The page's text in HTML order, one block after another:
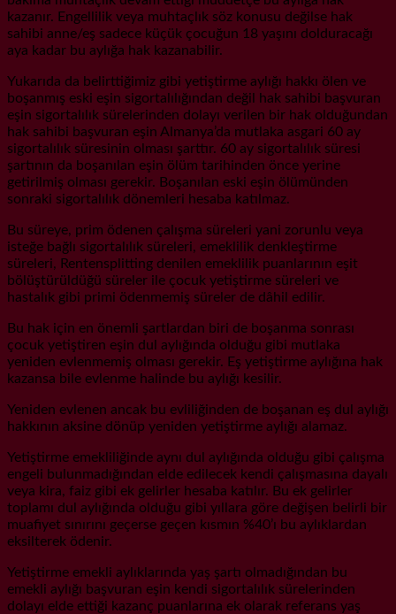
kazanır. Engellilik veya muhtaçlık söz konusu değilse hak
sahibi anne/eş sadece küçük çocuğun 18 yaşını dolduracağı
aya kadar bu aylığa hak kazanabilir.
Yukarıda da belirttiğimiz gibi yetiştirme aylığı hakkı ölen ve
boşanmış eski eşin sigortalılığından değil hak sahibi başvuran
eşin sigortalılık sürelerinden dolayı verilen bir hak olduğundan
hak sahibi başvuran eşin Almanya’da mutlaka asgari 60 ay
sigortalılık süresinin olması şarttır. 60 ay sigortalılık süresi
şartının da boşanılan eşin ölüm tarihinden önce yerine
getirilmiş olması gerekir. Boşanılan eski eşin ölümünden
sonraki sigortalılık dönemleri hesaba katılmaz.
Bu süreye, prim ödenen çalışma süreleri yani zorunlu veya
isteğe bağlı sigortalılık süreleri, emeklilik denkleştirme
süreleri, Rentensplitting denilen emeklilik puanlarının eşit
bölüştürüldüğü süreler ile çocuk yetiştirme süreleri ve
hastalık gibi primi ödenmemiş süreler de dâhil edilir.
Bu hak için en önemli şartlardan biri de boşanma sonrası
çocuk yetiştiren eşin dul aylığında olduğu gibi mutlaka
yeniden evlenmemiş olması gerekir. Eş yetiştirme aylığına hak
kazansa bile evlenme halinde bu aylığı kesilir.
Yeniden evlenen ancak bu evliliğinden de boşanan eş dul aylığı
hakkının aksine dönüp yeniden yetiştirme aylığı alamaz.
Yetiştirme emekliliğinde aynı dul aylığında olduğu gibi çalışma
engeli bulunmadığından elde edilecek kendi çalışmasına dayalı
veya kira, faiz gibi ek gelirler hesaba katılır. Bu ek gelirler
toplamı dul aylığında olduğu gibi yıllara göre değişen belirli bir
muafiyet sınırını geçerse geçen kısmın %40’ı bu aylıklardan
eksilterek ödenir.
Yetiştirme emekli aylıklarında yaş şartı olmadığından bu
emekli aylığı başvuran eşin kendi sigortalılık sürelerinden
dolayı elde ettiği kazanç puanlarına ek olarak referans yaş